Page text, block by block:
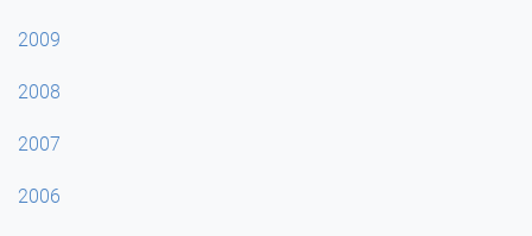
2009
2008
2007
2006